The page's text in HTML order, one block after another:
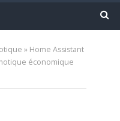
» Home Assistant
économique